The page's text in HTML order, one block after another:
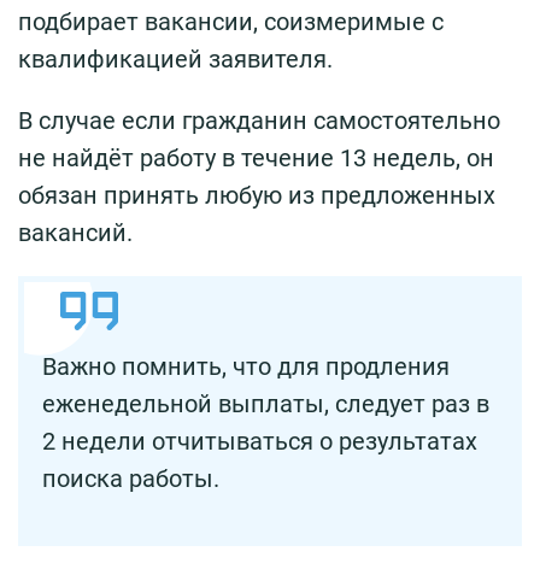
подбирает вакансии, соизмеримые с
квалификацией заявителя.
В случае если гражданин самостоятельно
не найдёт работу в течение 13 недель, он
обязан принять любую из предложенных
вакансий.
Важно помнить, что для продления
еженедельной выплаты, следует раз в
2 недели отчитываться о результатах
поиска работы.